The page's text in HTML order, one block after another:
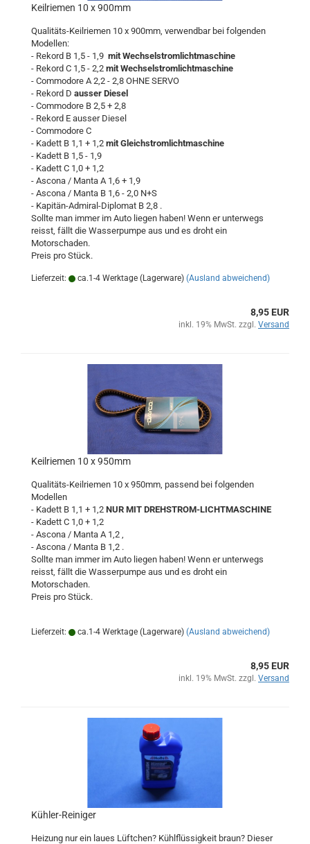
Keilriemen 10 x 900mm
Qualitäts-Keilriemen 10 x 900mm, verwendbar bei folgenden
Modellen:
- Rekord B 1,5 - 1,9 mit Wechselstromlichtmaschine
- Rekord C 1,5 - 2,2 mit Wechselstromlichtmaschine
- Commodore A 2,2 - 2,8 OHNE SERVO
- Rekord D ausser Diesel
- Commodore B 2,5 + 2,8
- Rekord E ausser Diesel
- Commodore C
- Kadett B 1,1 + 1,2 mit Gleichstromlichtmaschine
- Kadett B 1,5 - 1,9
- Kadett C 1,0 + 1,2
- Ascona / Manta A 1,6 + 1,9
- Ascona / Manta B 1,6 - 2,0 N+S
- Kapitän-Admiral-Diplomat B 2,8 .
Sollte man immer im Auto liegen haben! Wenn er unterwegs
reisst, fällt die Wasserpumpe aus und es droht ein
Motorschaden.
Preis pro Stück.
Lieferzeit: ca.1-4 Werktage (Lagerware) (Ausland abweichend)
8,95 EUR
inkl. 19% MwSt. zzgl. Versand
Keilriemen 10 x 950mm
Qualitäts-Keilriemen 10 x 950mm, passend bei folgenden
Modellen
- Kadett B 1,1 + 1,2 NUR MIT DREHSTROM-LICHTMASCHINE
- Kadett C 1,0 + 1,2
- Ascona / Manta A 1,2 ,
- Ascona / Manta B 1,2 .
Sollte man immer im Auto liegen haben! Wenn er unterwegs
reisst, fällt die Wasserpumpe aus und es droht ein
Motorschaden.
Preis pro Stück.
Lieferzeit: ca.1-4 Werktage (Lagerware) (Ausland abweichend)
8,95 EUR
inkl. 19% MwSt. zzgl. Versand
Kühler-Reiniger
Heizung nur ein laues Lüftchen? Kühlflüssigkeit braun? Dieser